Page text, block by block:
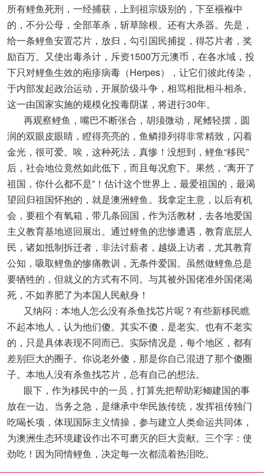
所有鲤鱼死刑，一经捕获，上到祖宗级别的，下至襁褓中
的，不分公母，全部革杀，斩草除根。还有大杀器。先是，
给一条鲤鱼安置芯片，放归，勾引国民捕捉，得芯片者，奖
励百万。又使出毒杀计，斥资1500万元澳币，在各水域，投
下只对鲤鱼生效的疱疹病毒（Herpes），让它们彼此传染，
于内部发起政治运动，开展阶级斗争，相骂相批相斗相杀。
这一由国家实施的规模化投毒阴谋，将进行30年。
再观察鲤鱼，嘴巴不断张合，胡须微动，尾鳍轻摆，圆
润的双眼皮眼睛，瞪得亮亮的，鱼鳞排列得非常精致，闪着
金光，很可爱。唉，这种死法，真惨！没想到，鲤鱼“移民”
后，社会地位竟然如此低下，而且每况愈下。果然，“离开了
祖国，你什么都不是”！估计这个世界上，最爱祖国的，最渴
望回归祖国怀抱的，就是澳洲鲤鱼。我拿定主意，以后有机
会，要租个有氧箱，带几条回国，作为活教材，去各地爱国
主义教育基地巡回展出。通过鲤鱼的悲惨遭遇，教育底层人
民，诸如抵制拆迁者，非法讨薪者，越级上访者，尤其教育
公知，吸取鲤鱼的惨痛教训，无条件爱国。虽然做鲤鱼总是
要牺牲的，但就义的方式有不同。与其被外国佬准外国佬渴
死，不如养肥了为本国人民献身！
又纳闷：本地人怎么没有杀鱼找芯片呢？有些新移民瞧
不起本地人，认为他们傻。其实不傻，是老实。也有不老实
的，只是具体表现不同而已。实际情况是，每个地区，都有
差别巨大的圈子。你说老外傻，那是你自己混进了那个傻圈
子。本地人没有杀鱼找芯片，总有自己的想法。
眼下，作为移民中的一员，打算先把帮助彩鲫建国的事
放在一边。当务之急，是继承中华民族传统，发挥祖传独门
吃喝长项，体现国际主义情操，参与建立人类命运共同体，
为澳洲生态环境建设作出不可磨灭的巨大贡献。三个字：使
劲吃！因为同情鲤鱼，决定每一次都流着热泪吃。